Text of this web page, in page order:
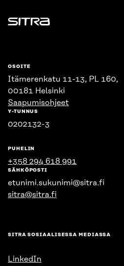
Sitra
OSOITE
Itämerenkatu 11-13, PL 160,
00181 Helsinki
Saapumisohjeet
Y-TUNNUS
0202132-3
PUHELIN
+358 294 618 991
SÄHKÖPOSTI
etunimi.sukunimi@sitra.fi
sitra@sitra.fi
SITRA SOSIAALISESSA MEDIASSA
LinkedIn